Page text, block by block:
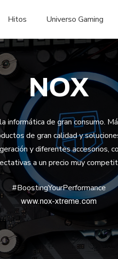
Hitos Universo Gaming
NOX
de gran consumo.
de gran calidad y
y diferentes accesorios,
a un precio muy
#BoostingYourPerformance
www.nox-xtreme.com